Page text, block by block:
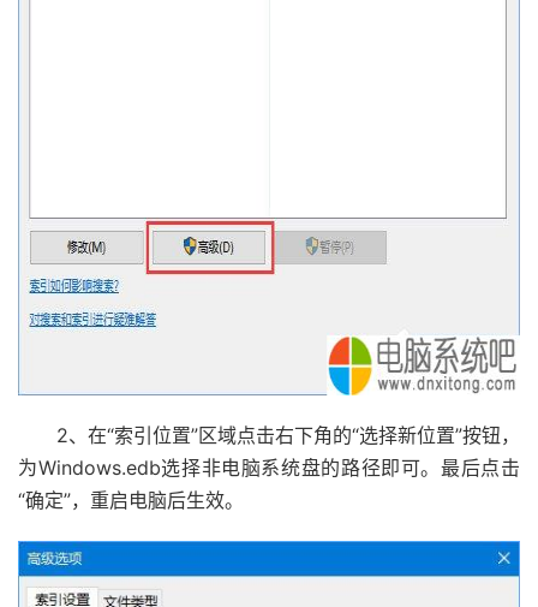
2、在“索引位置”区域点击右下角的“选择新位置”按钮，
为Windows.edb选择非电脑系统盘的路径即可。最后点击
“确定”，重启电脑后生效。